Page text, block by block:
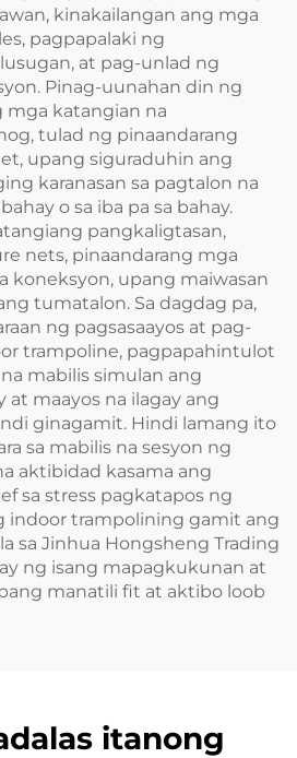
kinakailangan ang mga
pagpapalaki ng
at pag-unlad ng
Pinag-uunahan din ng
mga katangian na
tulad ng pinaandarang
upang siguraduhin ang
karanasan sa pagtalon na
o sa iba pa sa bahay.
pangkaligtasan,
nets, pinaandarang mga
koneksyon, upang maiwasan
tumatalon. Sa dagdag pa,
ng pagsasaayos at pag-
trampoline, pagpapahintulot
mabilis simulan ang
at maayos na ilagay ang
ginagamit. Hindi lamang ito
sa mabilis na sesyon ng
aktibidad kasama ang
sa stress pagkatapos ng
indoor trampolining gamit ang
sa Jinhua Hongsheng Trading
ng isang mapagkukunan at
manatili fit at aktibo loob
itanong